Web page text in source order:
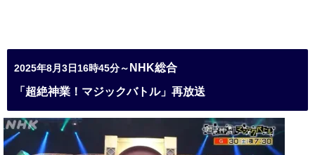
2025年8月3日16時45分～ NHK総合
「超絶神業！マジックバトル」再放送